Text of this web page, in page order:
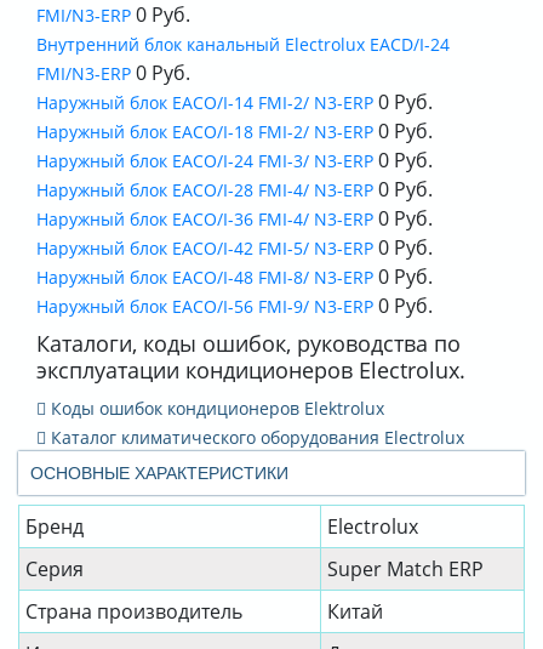
ОСНОВНЫЕ ХАРАКТЕРИСТИКИ
Бренд
Electrolux
Серия
Super Match ERP
Страна производитель
Китай
FMI/N3-ERP 0 Руб.
Внутренний блок канальный Electrolux EACD/I-24
FMI/N3-ERP 0 Руб.
Наружный блок EACO/I-14 FMI-2/ N3-ERP 0 Руб.
Наружный блок EACO/I-18 FMI-2/ N3-ERP 0 Руб.
Наружный блок EACO/I-24 FMI-3/ N3-ERP 0 Руб.
Наружный блок EACO/I-28 FMI-4/ N3-ERP 0 Руб.
Наружный блок EACO/I-36 FMI-4/ N3-ERP 0 Руб.
Наружный блок EACO/I-42 FMI-5/ N3-ERP 0 Руб.
Наружный блок EACO/I-48 FMI-8/ N3-ERP 0 Руб.
Наружный блок EACO/I-56 FMI-9/ N3-ERP 0 Руб.
Каталоги, коды ошибок, руководства по
эксплуатации кондиционеров Electrolux.
Коды ошибок кондиционеров Elektrolux
Каталог климатического оборудования Electrolux